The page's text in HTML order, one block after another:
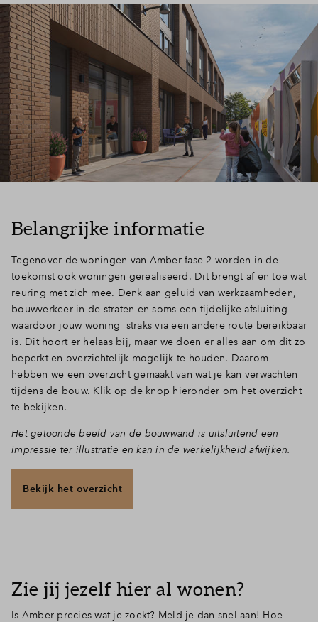
Belangrijke informatie
Tegenover de woningen van Amber fase 2 worden in de
toekomst ook woningen gerealiseerd. Dit brengt af en toe wat
reuring met zich mee. Denk aan geluid van werkzaamheden,
bouwverkeer in de straten en soms een tijdelijke afsluiting
waardoor jouw woning straks via een andere route bereikbaar
is. Dit hoort er helaas bij, maar we doen er alles aan om dit zo
beperkt en overzichtelijk mogelijk te houden. Daarom
hebben we een overzicht gemaakt van wat je kan verwachten
tijdens de bouw. Klik op de knop hieronder om het overzicht
te bekijken.
Het getoonde beeld van de bouwwand is uitsluitend een
impressie ter illustratie en kan in de werkelijkheid afwijken.
Bekijk het overzicht
Zie jij jezelf hier al wonen?
Is Amber precies wat je zoekt? Meld je dan snel aan! Hoe